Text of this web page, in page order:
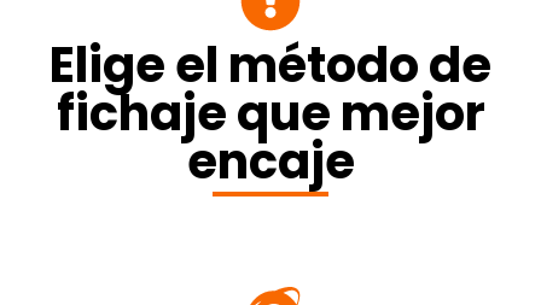
Elige el método de
fichaje que mejor
encaje